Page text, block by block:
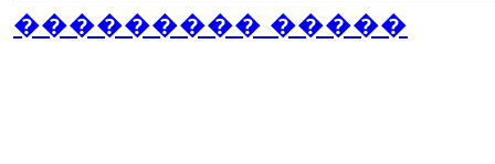
��������� �����